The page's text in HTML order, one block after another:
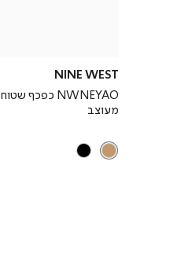
NINE WEST
NWNEYAO כפכף שטוח
מעוצב